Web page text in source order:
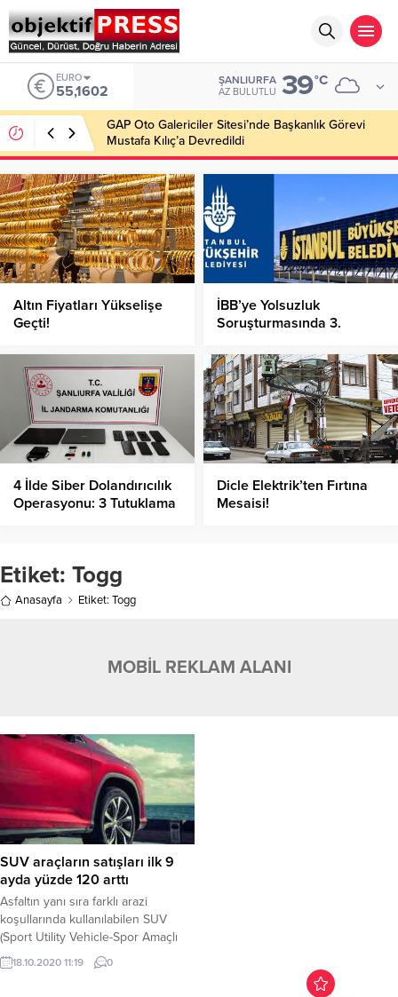
EURO
55,1602
ŞANLIURFA
AZ BULUTLU 39°C
GAP Oto Galericiler Sitesi’nde Başkanlık Görevi
Mustafa Kılıç’a Devredildi
Altın Fiyatları Yükselişe
Geçti!
İBB’ye Yolsuzluk
Soruşturmasında 3.
4 İlde Siber Dolandırıcılık
Operasyonu: 3 Tutuklama
Dicle Elektrik’ten Fırtına
Mesaisi!
Etiket: Togg
Anasayfa Etiket: Togg
MOBİL REKLAM ALANI
SUV araçların satışları ilk 9
ayda yüzde 120 arttı
Asfaltın yanı sıra farklı arazi
koşullarında kullanılabilen SUV
(Sport Utility Vehicle-Spor Amaçlı
Taşıt) otomobiller, sürüş koşulları
bakımında zengin bir yelpaze
18.10.2020 11:19 0